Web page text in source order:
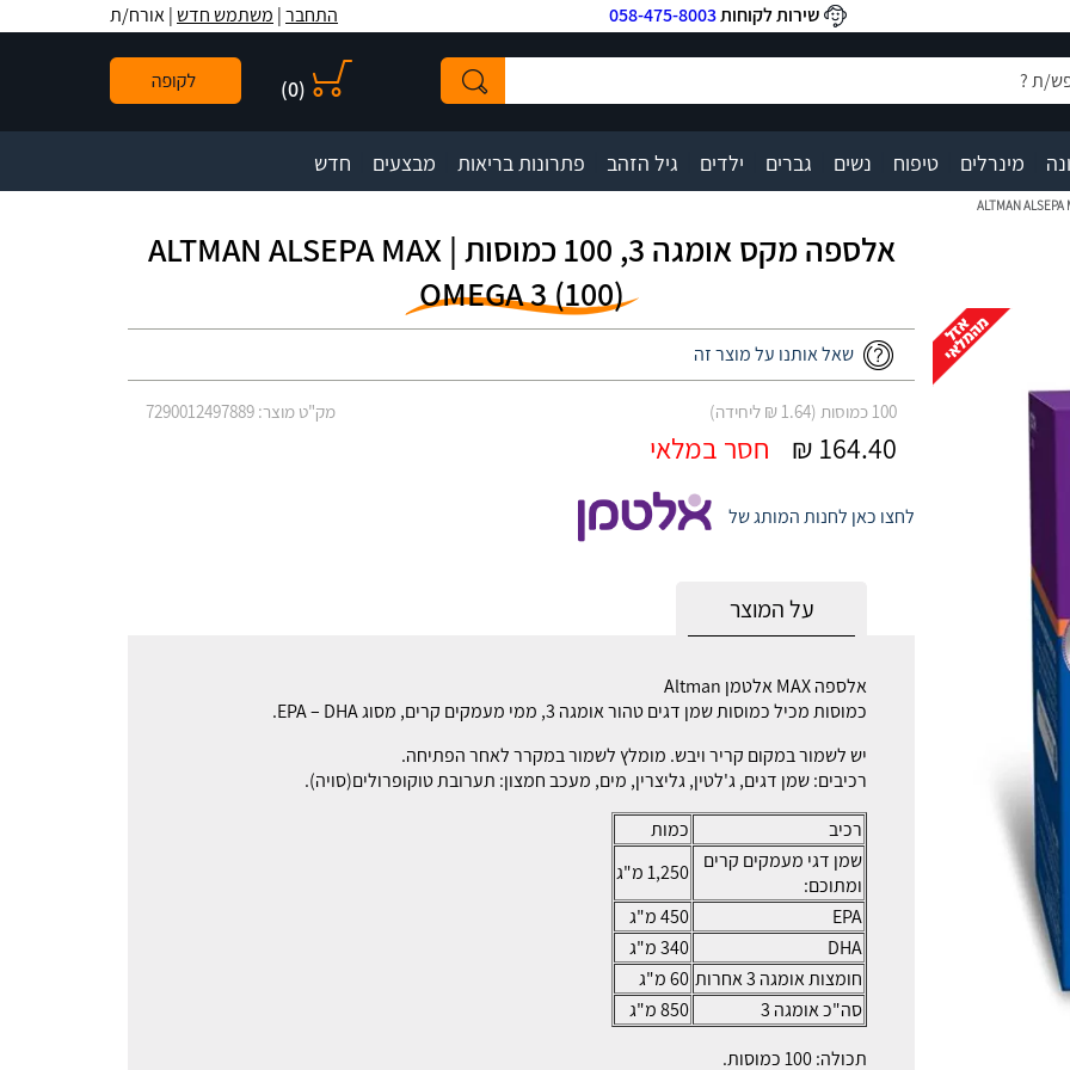
נגישות
אתר
המרכזי
שירות לקוחות058-475-8003 התחבר| משתמש חדש| אורח/ת
(
0
)
מינרלים טיפוח נשים גברים ילדים גיל הזהב פתרונות בריאות מבצעים חדש
אלספה מקס אומגה 3, 100 כמוסות | ALTMAN‎ ‎ALSEPA‎ ‎MAX‎‎
OMEGA 3 (‎100‎)
שאל אותנו על מוצר זה
100 כמוסות (1.64 ₪ ליחידה) מק"ט מוצר: 7290012497889
164.40 ₪ חסר במלאי
לחצו כאן לחנות המותג של
על המוצר
אלספה MAX אלטמן Altman
כמוסות מכיל כמוסות שמן דגים טהור אומגה 3, ממי מעמקים קרים, מסוג EPA – DHA.
יש לשמור במקום קריר ויבש. מומלץ לשמור במקרר לאחר הפתיחה.
רכיבים: שמן דגים, ג'לטין, גליצרין, מים, מעכב חמצון: תערובת טוקופרולים(סויה).
רכיב
כמות
שמן דגי מעמקים קרים
ומתוכם:
1,250 מ"ג
EPA
450 מ"ג
DHA
340 מ"ג
חומצות אומגה 3 אחרות
60 מ"ג
סה"כ אומגה 3
850 מ"ג
תכולה: 100 כמוסות.